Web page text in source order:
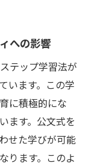
への影響
テップ学習法が
います。この学
に積極的にな
ます。公文式を
せた学びが可能
ります。このよ